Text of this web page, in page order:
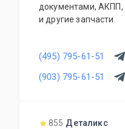
документами,
и другие запчасти.
(495) 795-61-51
(903) 795-61-51
855 Деталикс